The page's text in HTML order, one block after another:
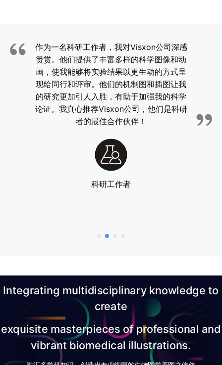
作为一名科研工作者，我对Visxon公司深感
赞赏。他们提供了丰富多样的科学图像和动
画，使我能够将实验结果以更生动的方式呈
现给同行和评审。他们的机制图和插图让我
的研究更加引人入胜，有助于加强我的科学
论证。我真心推荐Visxon公司，他们是科研
者的最佳合作伙伴！
科研工作者
Integrating multidisciplinary knowledgeto
create
exquisite masterpieces of professional and
vibrant biomedical illustrations.